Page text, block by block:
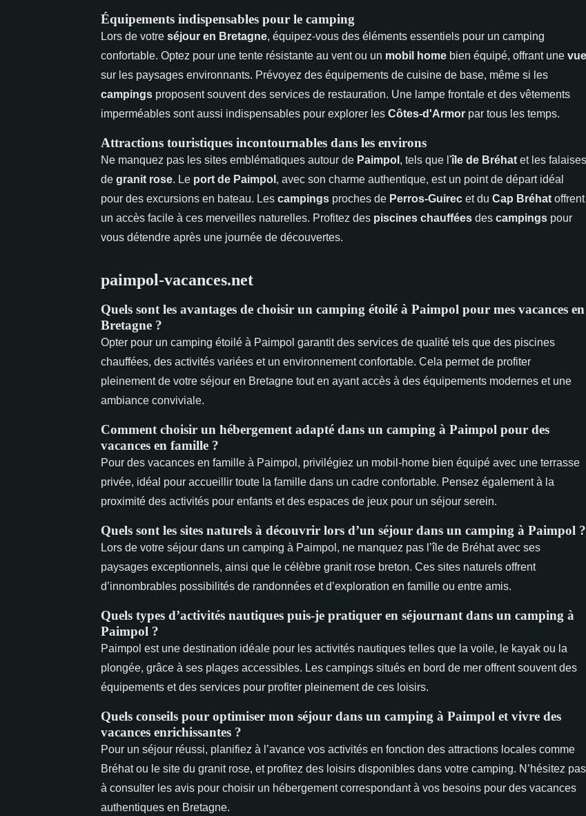
Équipements indispensables pour le camping
Lors de votre séjour en Bretagne, équipez-vous des éléments essentiels pour un camping
confortable. Optez pour une tente résistante au vent ou un mobil home bien équipé, offrant une vue
sur les paysages environnants. Prévoyez des équipements de cuisine de base, même si les
campings proposent souvent des services de restauration. Une lampe frontale et des vêtements
imperméables sont aussi indispensables pour explorer les Côtes-d'Armor par tous les temps.
Attractions touristiques incontournables dans les environs
Ne manquez pas les sites emblématiques autour de Paimpol , tels que l'île de Bréhat et les falaises
de granit rose. Le port de Paimpol , avec son charme authentique, est un point de départ idéal
pour des excursions en bateau. Les campings proches de Perros-Guirec et du Cap Bréhat offrent
un accès facile à ces merveilles naturelles. Profitez des piscines chauffées des campings pour
vous détendre après une journée de découvertes.
paimpol-vacances.net
Quels sont les avantages de choisir un camping étoilé à Paimpol pour mes vacances en
Bretagne ?
Opter pour un camping étoilé à Paimpol garantit des services de qualité tels que des piscines
chauffées, des activités variées et un environnement confortable. Cela permet de profiter
pleinement de votre séjour en Bretagne tout en ayant accès à des équipements modernes et une
ambiance conviviale.
Comment choisir un hébergement adapté dans un camping à Paimpol pour des
vacances en famille ?
Pour des vacances en famille à Paimpol, privilégiez un mobil-home bien équipé avec une terrasse
privée, idéal pour accueillir toute la famille dans un cadre confortable. Pensez également à la
proximité des activités pour enfants et des espaces de jeux pour un séjour serein.
Quels sont les sites naturels à découvrir lors d’un séjour dans un camping à Paimpol ?
Lors de votre séjour dans un camping à Paimpol, ne manquez pas l’île de Bréhat avec ses
paysages exceptionnels, ainsi que le célèbre granit rose breton. Ces sites naturels offrent
d’innombrables possibilités de randonnées et d’exploration en famille ou entre amis.
Quels types d’activités nautiques puis-je pratiquer en séjournant dans un camping à
Paimpol ?
Paimpol est une destination idéale pour les activités nautiques telles que la voile, le kayak ou la
plongée, grâce à ses plages accessibles. Les campings situés en bord de mer offrent souvent des
équipements et des services pour profiter pleinement de ces loisirs.
Quels conseils pour optimiser mon séjour dans un camping à Paimpol et vivre des
vacances enrichissantes ?
Pour un séjour réussi, planifiez à l’avance vos activités en fonction des attractions locales comme
Bréhat ou le site du granit rose, et profitez des loisirs disponibles dans votre camping. N’hésitez pas
à consulter les avis pour choisir un hébergement correspondant à vos besoins pour des vacances
authentiques en Bretagne.